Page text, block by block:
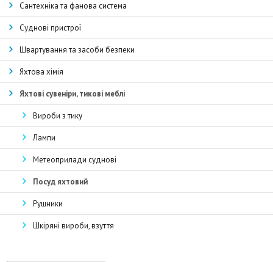
Сантехніка та фанова система
Суднові пристрої
Швартування та засоби безпеки
Яхтова хімія
Яхтові сувеніри, тикові меблі
Вироби з тику
Лампи
Метеоприлади суднові
Посуд яхтовий
Рушники
Шкіряні вироби, взуття